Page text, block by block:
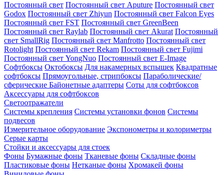
Постоянный свет Постоянный свет Aputure Постоянный свет
Godox Постоянный свет Zhiyun Постоянный свет Falcon Eyes
Постоянный свет FST Постоянный свет GreenBeen
Постоянный свет Raylab Постоянный свет Akurat Постоянный
свет SmallRig Постоянный свет Manfrotto Постоянный свет
Rotolight Постоянный свет Rekam Постоянный свет Fujimi
Постоянный свет YongNuo Постоянный свет E-Image
Софтбоксы Октобоксы Для накамерных вспышек Квадратные
софтбоксы Прямоугольные, стрипбоксы Параболические/
сферические Байонетныe адаптеры Соты для софтбоксов
Аксессуары для софтбоксов
Светоотражатели
Системы крепления Системы установки фонов Системы
подвесов
Измерительное оборудование Экспонометры и колориметры
Серые карты
Стойки и аксессуары для стоек
Фоны Бумажные фоны Тканевые фоны Складные фоны
Пластиковые фоны Нетканые фоны Хромакей фоны